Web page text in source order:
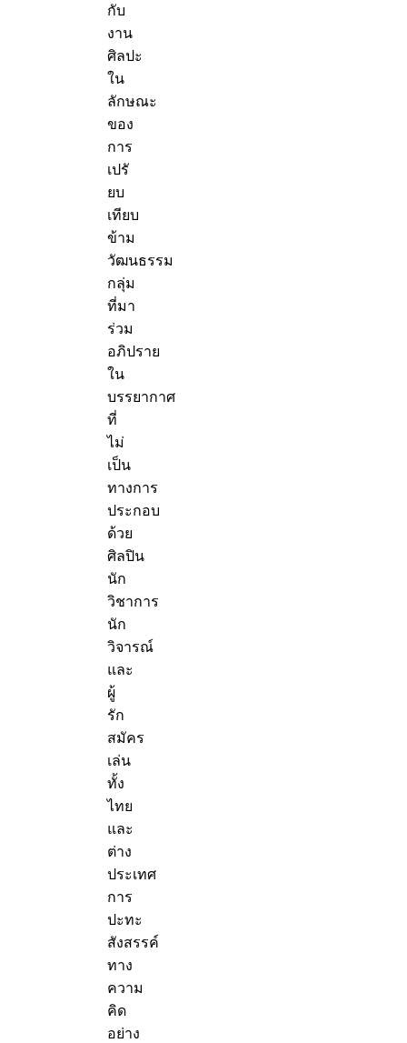
กับ
งาน
ศิลปะ
ใน
ลักษณะ
ของ
การ
เปรั
ยบ
เทียบ
ข้าม
วัฒนธรรม
กลุ่ม
ที่มา
ร่วม
อภิปราย
ใน
บรรยากาศ
ที่
ไม่
เป็น
ทางการ
ประกอบ
ด้วย
ศิลปิน
นัก
วิชาการ
นัก
วิจารณ์
และ
ผู้
รัก
สมัคร
เล่น
ทั้ง
ไทย
และ
ต่าง
ประเทศ
การ
ปะทะ
สังสรรค์
ทาง
ความ
คิด
อย่าง